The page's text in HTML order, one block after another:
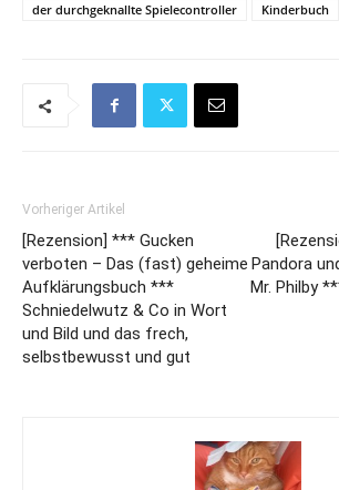
der durchgeknallte Spielecontroller
Kinderbuch
Vorheriger Artikel
[Rezension] *** Gucken
verboten – Das (fast) geheime
Aufklärungsbuch ***
Schniedelwutz & Co in Wort
und Bild und das frech,
selbstbewusst und gut
Pandora
Mr. Philby